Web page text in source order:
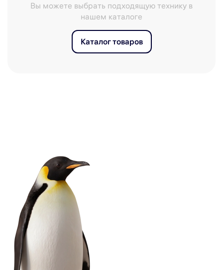
Вы можете выбрать подходящую технику в
нашем каталоге
Каталог товаров